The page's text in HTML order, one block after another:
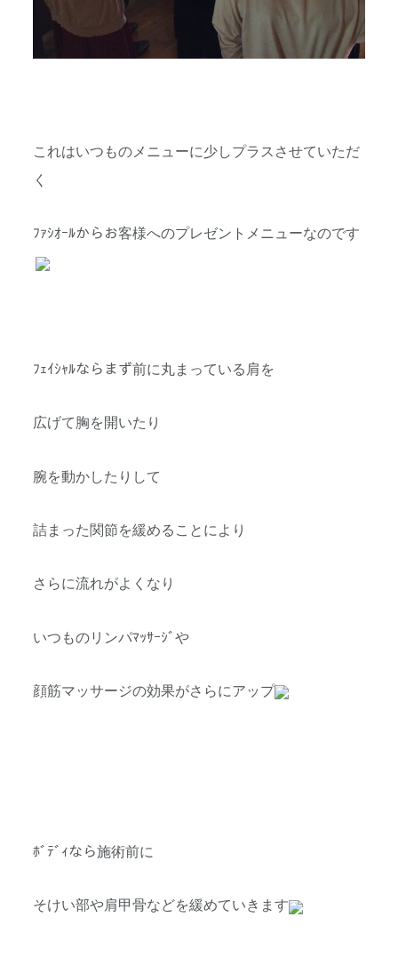
これはいつものメニューに少しプラスさせていただ
く
ﾌｧｼｵｰﾙからお客様へのプレゼントメニューなのです
ﾌｪｲｼｬﾙならまず前に丸まっている肩を
広げて胸を開いたり
腕を動かしたりして
詰まった関節を緩めることにより
さらに流れがよくなり
いつものリンパﾏｯｻｰｼﾞや
顔筋マッサージの効果がさらにアップ
ﾎﾞﾃﾞｨなら施術前に
そけい部や肩甲骨などを緩めていきます